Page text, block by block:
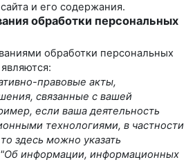
и его содержания.
обработки персональных
обработки персональных
правовые акты,
связанные с вашей
если ваша деятельность
технологиями, в частности
здесь можно указать
информации, информационных